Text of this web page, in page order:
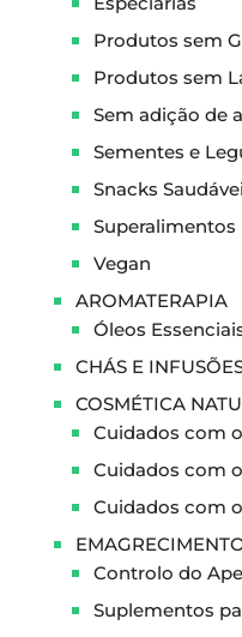
Produtos sem
Produtos sem
Sem adição de
Sementes e
Snacks
Superalimentos
Vegan
AROMATERAPIA
Óleos
CHÁS E
COSMÉTICA
Cuidados com
Cuidados com
Cuidados com
Controlo do
Suplementos